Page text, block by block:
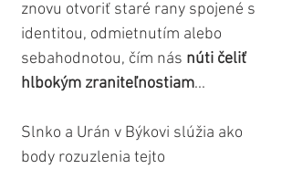
znovu otvoriť staré rany spojené s
identitou, odmietnutím alebo
sebahodnotou, čím nás núti čeliť
hlbokým zraniteľnostiam...
Slnko a Urán v Býkovi slúžia ako
body rozuzlenia tejto